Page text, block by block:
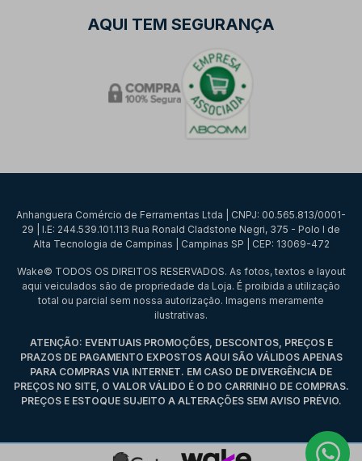
AQUI TEM SEGURANÇA
Anhanguera Comércio de Ferramentas Ltda | CNPJ: 00.565.813/0001-
29 | I.E: 244.539.101.113 Rua Ronald Cladstone Negri, 375 - Polo I de
Alta Tecnologia de Campinas | Campinas SP | CEP: 13069-472
Wake© TODOS OS DIREITOS RESERVADOS. As fotos, textos e layout
aqui veiculados são de propriedade da Loja. É proibida a utilização
total ou parcial sem nossa autorização. Imagens meramente
ilustrativas.
ATENÇÃO: EVENTUAIS PROMOÇÕES, DESCONTOS, PREÇOS E
PRAZOS DE PAGAMENTO EXPOSTOS AQUI SÃO VÁLIDOS APENAS
PARA COMPRAS VIA INTERNET. EM CASO DE DIVERGÊNCIA DE
PREÇOS NO SITE, O VALOR VÁLIDO É O DO CARRINHO DE COMPRAS.
PREÇOS E ESTOQUE SUJEITO A ALTERAÇÕES SEM AVISO PRÉVIO.